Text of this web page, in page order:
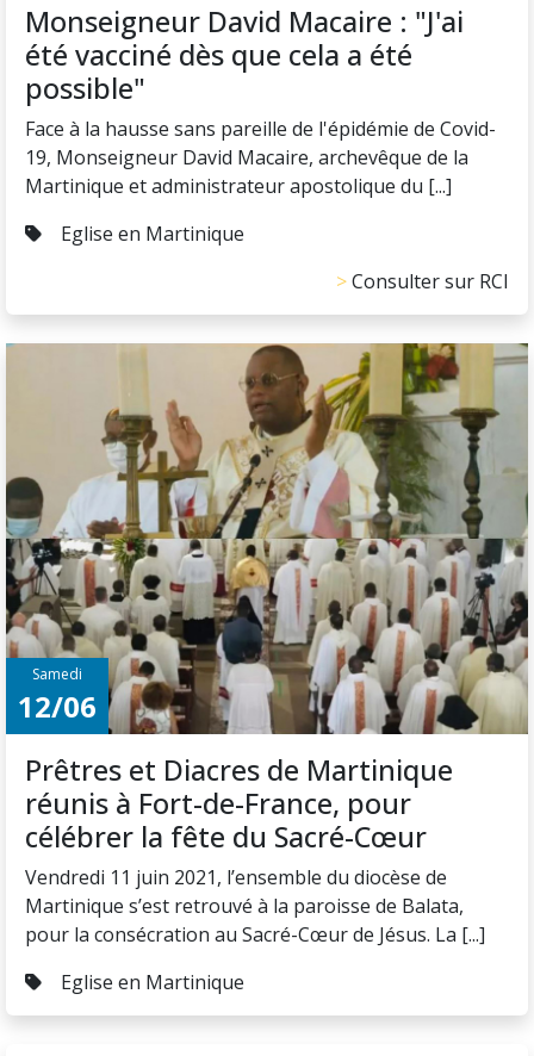
Monseigneur David Macaire : "J'ai
été vacciné dès que cela a été
possible"
Face à la hausse sans pareille de l'épidémie de Covid-
19, Monseigneur David Macaire, archevêque de la
Martinique et administrateur apostolique du [...]
Eglise en Martinique
Consulter sur RCI
Samedi
12/06
Prêtres et Diacres de Martinique
réunis à Fort-de-France, pour
célébrer la fête du Sacré-Cœur
Vendredi 11 juin 2021, l’ensemble du diocèse de
Martinique s’est retrouvé à la paroisse de Balata,
pour la consécration au Sacré-Cœur de Jésus. La [...]
Eglise en Martinique